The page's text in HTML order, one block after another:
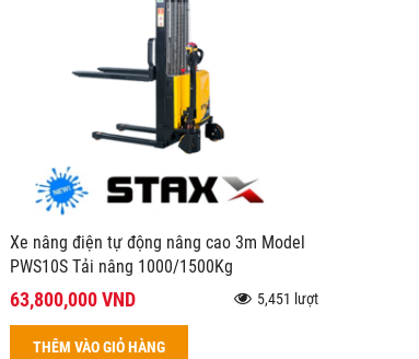
Xe nâng điện tự động nâng cao 3m Model
PWS10S Tải nâng 1000/1500Kg
63,800,000 VND 5,451 lượt
THÊM VÀO GIỎ HÀNG